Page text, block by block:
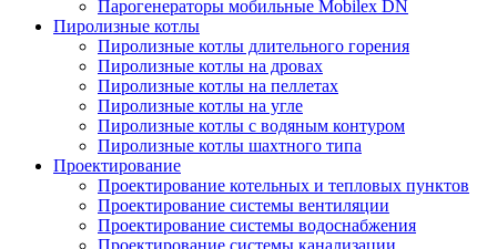
Парогенераторы мобильные Mobilex DN
Пиролизные котлы
Пиролизные котлы длительного горения
Пиролизные котлы на дровах
Пиролизные котлы на пеллетах
Пиролизные котлы на угле
Пиролизные котлы с водяным контуром
Пиролизные котлы шахтного типа
Проектирование
Проектирование котельных и тепловых пунктов
Проектирование системы вентиляции
Проектирование системы водоснабжения
Проектирование системы канализации